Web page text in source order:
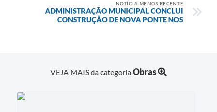
NOTÍCIA MENOS RECENTE
ADMINISTRAÇÃO MUNICIPAL CONCLUI
CONSTRUÇÃO DE NOVA PONTE NOS
VEJA MAIS da categoriaObras